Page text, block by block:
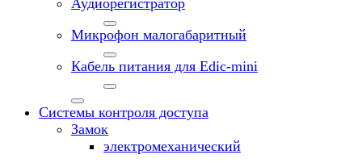
Аудиорегистратор
Микрофон малогабаритный
Кабель питания для Edic-mini
Системы контроля доступа
Замок
электромеханический